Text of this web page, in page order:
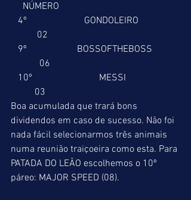
     NÚMERO
           02
            06
          03
Boa acumulada que trará bons
dividendos em caso de sucesso. Não foi
nada fácil selecionarmos três animais
numa reunião traiçoeira como esta. Para
PATADA DO LEÃO escolhemos o 10º
páreo: MAJOR SPEED (08).